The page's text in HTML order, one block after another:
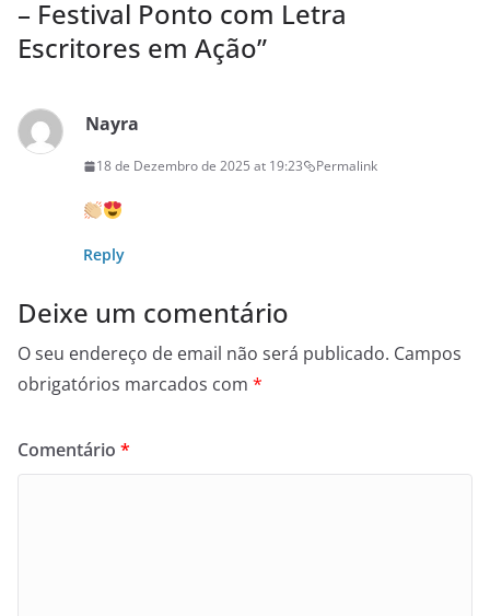
– Festival Ponto com Letra
Escritores em Ação”
Nayra
18 de Dezembro de 2025 at 19:23 Permalink
Reply
Deixe um comentário
O seu endereço de email não será publicado. Campos
obrigatórios marcados com *
Comentário *